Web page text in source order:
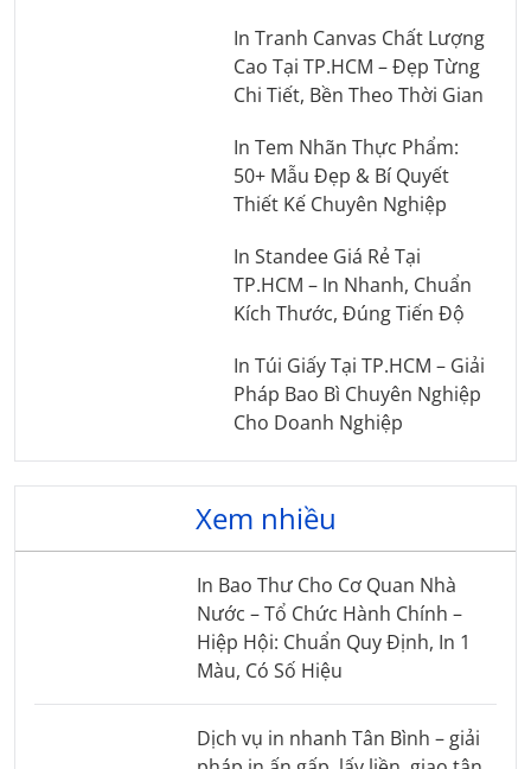
In Tranh Canvas Chất Lượng
Cao Tại TP.HCM – Đẹp Từng
Chi Tiết, Bền Theo Thời Gian
In Tem Nhãn Thực Phẩm:
50+ Mẫu Đẹp & Bí Quyết
Thiết Kế Chuyên Nghiệp
In Standee Giá Rẻ Tại
TP.HCM – In Nhanh, Chuẩn
Kích Thước, Đúng Tiến Độ
In Túi Giấy Tại TP.HCM – Giải
Pháp Bao Bì Chuyên Nghiệp
Cho Doanh Nghiệp
Xem nhiều
In Bao Thư Cho Cơ Quan Nhà
Nước – Tổ Chức Hành Chính –
Hiệp Hội: Chuẩn Quy Định, In 1
Màu, Có Số Hiệu
Dịch vụ in nhanh Tân Bình – giải